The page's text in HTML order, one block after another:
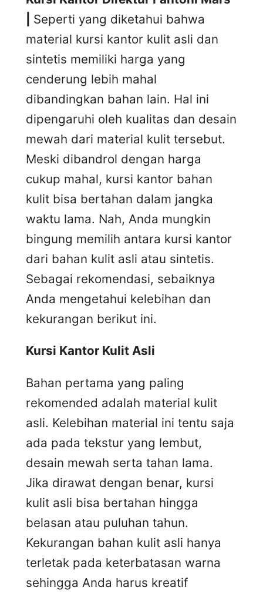
Seperti yang diketahui bahwa
material kursi kantor kulit asli dan
sintetis memiliki harga yang
cenderung lebih mahal
dibandingkan bahan lain. Hal ini
dipengaruhi oleh kualitas dan desain
mewah dari material kulit tersebut.
Meski dibandrol dengan harga
cukup mahal, kursi kantor bahan
kulit bisa bertahan dalam jangka
waktu lama. Nah, Anda mungkin
bingung memilih antara kursi kantor
dari bahan kulit asli atau sintetis.
Sebagai rekomendasi, sebaiknya
Anda mengetahui kelebihan dan
kekurangan berikut ini.
Kursi Kantor Kulit Asli
Bahan pertama yang paling
rekomended adalah material kulit
asli. Kelebihan material ini tentu saja
ada pada tekstur yang lembut,
desain mewah serta tahan lama.
Jika dirawat dengan benar, kursi
kulit asli bisa bertahan hingga
belasan atau puluhan tahun.
Kekurangan bahan kulit asli hanya
terletak pada keterbatasan warna
sehingga Anda harus kreatif